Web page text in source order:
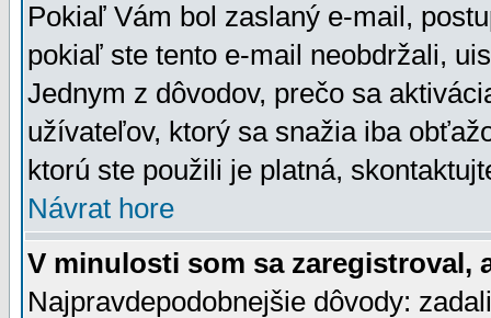
Pokiaľ Vám bol zaslaný e-mail,
pokiaľ ste tento e-mail neobdržali,
Jednym z dôvodov, prečo sa
užívateľov, ktorý sa snažia iba
ktorú ste použili je platná,
Návrat hore
V minulosti som sa zaregistroval,
Najpravdepodobnejšie dôvody: